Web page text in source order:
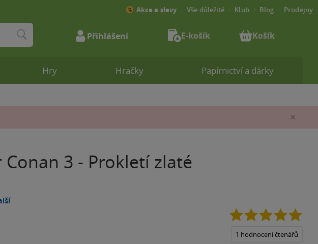
3 - Prokletí zlaté
1 hodnocení čtenářů
Hry Hračky Papírnictví a dárky
Akce a slevy Vše důležité Klub Blog Prodejny
Přihlášení E-košík Košík